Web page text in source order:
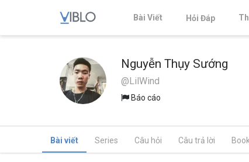
Bài Viết Hỏi Đáp
Nguyễn Thụy Sướng
@LilWind
Báo cáo
Bài viết Series Câu hỏi Câu trả lời